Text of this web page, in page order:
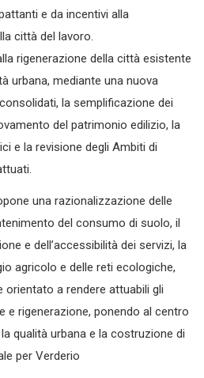
e da incentivi alla
città del lavoro.
rigenerazione della città esistente
urbana, mediante una nuova
la semplificazione dei
del patrimonio edilizio, la
e la revisione degli Ambiti di
una razionalizzazione delle
del consumo di suolo, il
e dell’accessibilità dei servizi, la
agricolo e delle reti ecologiche,
orientato a rendere attuabili gli
e rigenerazione, ponendo al centro
qualità urbana e la costruzione di
per Verderio